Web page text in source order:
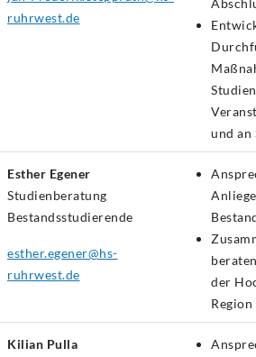
ruhrwest.de
und an
Esther Egener
Studienberatung
Bestandsstudierende
esther.egener@hs-
ruhrwest.de
der
Region
Kilian Pulla